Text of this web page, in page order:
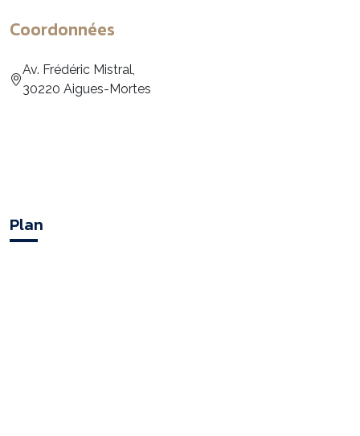
Coordonnées
Av. Frédéric Mistral,
30220 Aigues-Mortes
Plan